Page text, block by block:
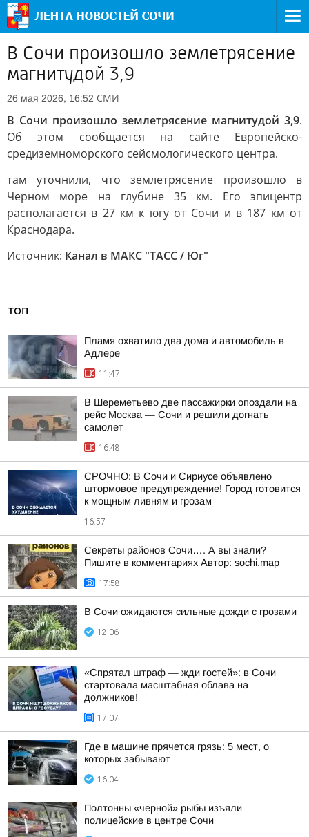
В Сочи произошло землетрясение
магнитудой 3,9
26 мая 2026, 16:52 СМИ
В Сочи произошло землетрясение магнитудой 3,9.
Об этом сообщается на сайте Европейско-
средиземноморского сейсмологического центра.
там уточнили, что землетрясение произошло в
Черном море на глубине 35 км. Его эпицентр
располагается в 27 км к югу от Сочи и в 187 км от
Краснодара.
Источник: Канал в МАКС "ТАСС / Юг"
ТОП
Пламя охватило два дома и автомобиль в
Адлере
11:47
В Шереметьево две пассажирки опоздали на
рейс Москва — Сочи и решили догнать
самолет
16:48
СРОЧНО: В Сочи и Сириусе объявлено
штормовое предупреждение! Город готовится
к мощным ливням и грозам
16:57
Секреты районов Сочи…. А вы знали?
Пишите в комментариях Автор: sochi.map
17:58
В Сочи ожидаются сильные дожди с грозами
12:06
«Спрятал штраф — жди гостей»: в Сочи
стартовала масштабная облава на
должников!
17:07
Где в машине прячется грязь: 5 мест, о
которых забывают
16:04
Полтонны «черной» рыбы изъяли
полицейские в центре Сочи